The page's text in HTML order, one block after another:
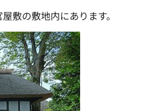
敷の敷地内にあります。